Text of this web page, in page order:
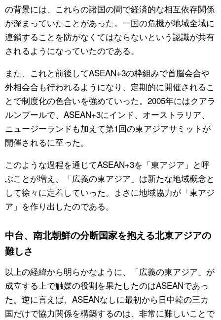
の背景には、これらの諸国の間で経済的な相互依存関係
が深まっていたことがあった。一国の危機が地域全域に
連鎖することを防がなくてはならないという認識が共有
されるようになっていたのである。
また、これと前後してASEAN+3の枠組みで首脳会合や
外相会合も行われるようになり、定期的に開催されるこ
とで制度化の色合いを強めていった。2005年にはクアラ
ルンプールで、ASEAN+3にインド、オーストラリア、
ニュージーランドも加えて第1回の東アジアサミットが
開催されるに至った。
このような過程を通じてASEAN+3を「東アジア」と呼
ぶことが増え、「広義の東アジア」は新たな地域概念と
して徐々に定着していった。まさに地域協力が「東アジ
ア」を作り出したのである。
中台、南北朝鮮の分断国家を抱える北東アジアの
難しさ
以上の経緯から明らかなように、「広義の東アジア」が
成立する上で触媒の役割を果たしたのはASEANであっ
た。逆に言えば、ASEANなしに最初から日中韓の三カ
国だけで協力関係を構築するのは、非常に難しいことで